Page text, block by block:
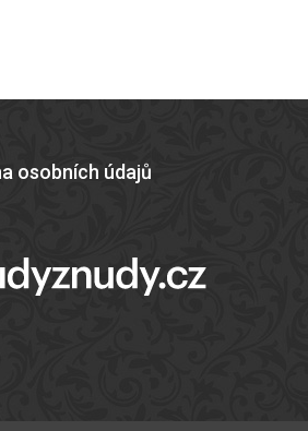
osobních údajů